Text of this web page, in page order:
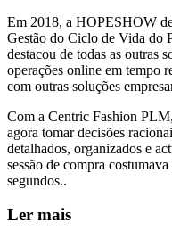
Em 2018, a HOPESHOW
Gestão do Ciclo de Vida
destacou de todas as outras
operações online em tempo
com outras soluções
Com a Centric Fashion
agora tomar decisões
detalhados, organizados e
sessão de compra
segundos..
Ler mais